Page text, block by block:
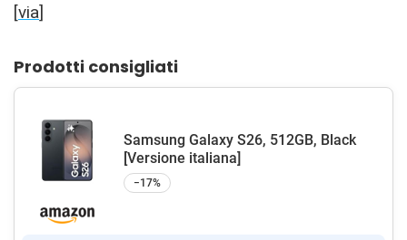
[via]
Prodotti consigliati
Samsung Galaxy S26, 512GB, Black
[Versione italiana]
−17%